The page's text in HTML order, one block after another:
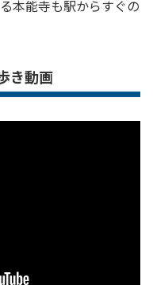
本能寺も駅からすぐの
き動画